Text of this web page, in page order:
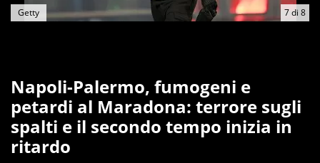
7di 8
Getty
Napoli-Palermo, fumogeni e
petardi al Maradona: terrore sugli
spalti e il secondo tempo inizia in
ritardo